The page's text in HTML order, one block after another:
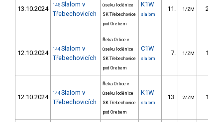
13.10.2024 145 Slalom v
Třebechovicích
úseku loděnice
SK Třebechovice
pod Orebem
K1W
slalom
11. 1/ZM 20.60
12.10.2024 144 Slalom v
Třebechovicích
Řeka Orlice v
úseku loděnice
SK Třebechovice
pod Orebem
C1W
slalom
7. 1/ZM 12.00
12.10.2024 144 Slalom v
Třebechovicích
Řeka Orlice v
úseku loděnice
SK Třebechovice
pod Orebem
K1W
slalom
13. 2/ZM 18.20